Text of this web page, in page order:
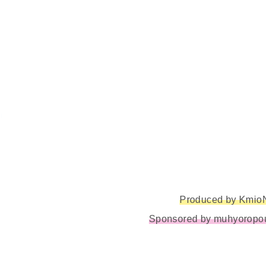
Produced by
Sponsored by